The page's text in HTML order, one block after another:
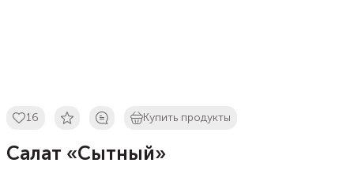
16 Купить продукты
Салат «Сытный»